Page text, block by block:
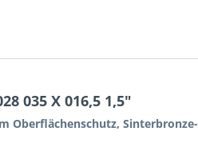
035 X 016,5 1,5"
Oberflächenschutz,